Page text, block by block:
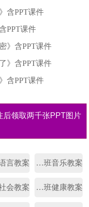
含PPT课件
PPT课件
》含PPT课件
》含PPT课件
含PPT课件
后领取两千张PPT图片
幼儿园小班音乐教案
幼儿园小班健康教案